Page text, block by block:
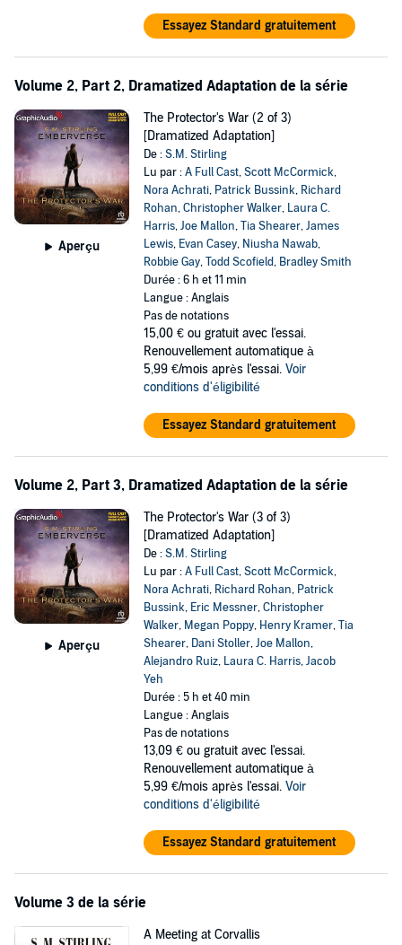
Essayez Standard gratuitement
Volume 2, Part 2, Dramatized Adaptation de la série
Aperçu
The Protector's War (2 of 3)
[Dramatized Adaptation]
De :S.M. Stirling
Lu par :A Full Cast,Scott McCormick,
Nora Achrati, Patrick Bussink, Richard
Rohan,Christopher Walker, Laura C.
Harris,Joe Mallon,Tia Shearer,James
Lewis, Evan Casey, Niusha Nawab,
Robbie Gay,Todd Scofield, Bradley Smith
Durée : 6 h et 11 min
Langue : Anglais
Pas de notations
15,00 € ou gratuit avec l'essai.
Renouvellement automatique à
5,99 €/mois après l'essai. Voir
conditions d'éligibilité
Essayez Standard gratuitement
Volume 2, Part 3, Dramatized Adaptation de la série
Aperçu
The Protector's War (3 of 3)
[Dramatized Adaptation]
De :S.M. Stirling
Lu par :A Full Cast,Scott McCormick,
Nora Achrati, Richard Rohan, Patrick
Bussink, Eric Messner,Christopher
Walker, Megan Poppy, Henry Kramer,Tia
Shearer, Dani Stoller,Joe Mallon,
Alejandro Ruiz, Laura C. Harris,Jacob
Yeh
Durée : 5 h et 40 min
Langue : Anglais
Pas de notations
13,09 € ou gratuit avec l'essai.
Renouvellement automatique à
5,99 €/mois après l'essai. Voir
conditions d'éligibilité
Essayez Standard gratuitement
Volume 3 de la série
A Meeting at Corvallis